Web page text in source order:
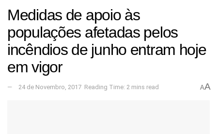
Medidas de apoio às
populações afetadas pelos
incêndios de junho entram hoje
em vigor
24 de Novembro, 2017 Reading Time: 2 mins read AA